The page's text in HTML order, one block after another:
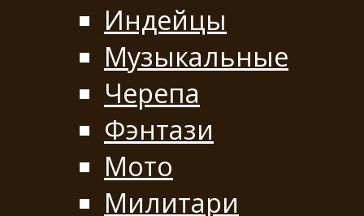
Индейцы
Музыкальные
Черепа
Фэнтази
Мото
Милитари